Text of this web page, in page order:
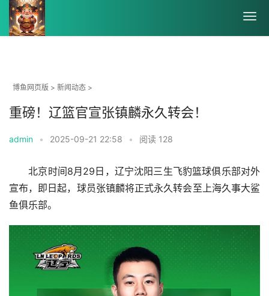
博鱼网页版 > 新闻动态 >
重磅！辽篮官宣张镇麟永久转会！
admin • 2025-09-21 22:58 • 阅读 128
北京时间8月29日，辽宁沈阳三生飞豹篮球俱乐部对外
宣布，即日起，球员张镇麟将正式永久转会至上海久事大鲨
鱼俱乐部。